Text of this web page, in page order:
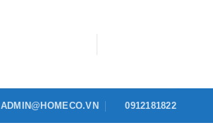
ADMIN@HOMECO.VN 0912181822